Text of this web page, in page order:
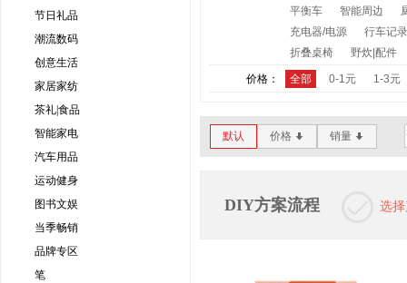
节日礼品
潮流数码
创意生活
家居家纺
茶礼|食品
智能家电
汽车用品
运动健身
图书文娱
当季畅销
品牌专区
笔
平衡车
智能周边
充电器/电源
行车记
折叠桌椅
野炊|配件
价格： 全部 0-1元 1-3元
默认 价格 * 销量 *
DIY方案流程 选